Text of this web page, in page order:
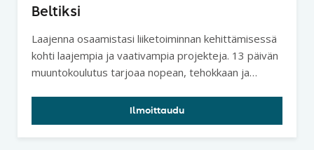
Beltiksi
Laajenna osaamistasi liiketoiminnan kehittämisessä
kohti laajempia ja vaativampia projekteja. 13 päivän
muuntokoulutus tarjoaa nopean, tehokkaan ja
Beltistä Black Beltiksi.Ilmoittaudu